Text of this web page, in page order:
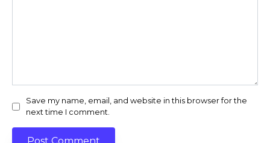
Save my name, email, and website in this browser for the
next time I comment.